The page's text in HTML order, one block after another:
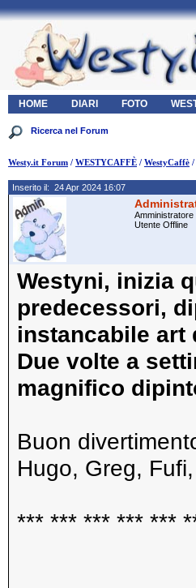
HOME DIARI FOTO
Westy.it Forum / WESTYCAFFÈ / WestyCaffè /
Inserito il: 24 Apr 2024 16:07
Amministratore
Utente Offline
Westyni, inizia
predecessori,
instancabile art
Due volte a
magnifico
Buon
Hugo, Greg,
*** *** *** *** ***